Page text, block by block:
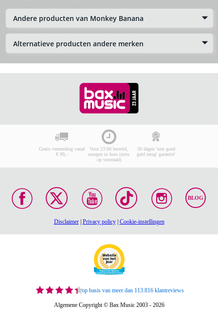
Andere producten van Monkey Banana
Alternatieve producten andere merken
Gratis verzending vanaf
€ 99,-
Voor 23:00 besteld,
morgen in huis (mits
op voorraad)
30 dagen 'niet goed
geld terug' garantie!
BLOG
Disclaimer| Privacy policy| Cookie-instellingen
op basis van meer dan 113.816 klantreviews
Algemene Copyright © Bax Music 2003 - 2026